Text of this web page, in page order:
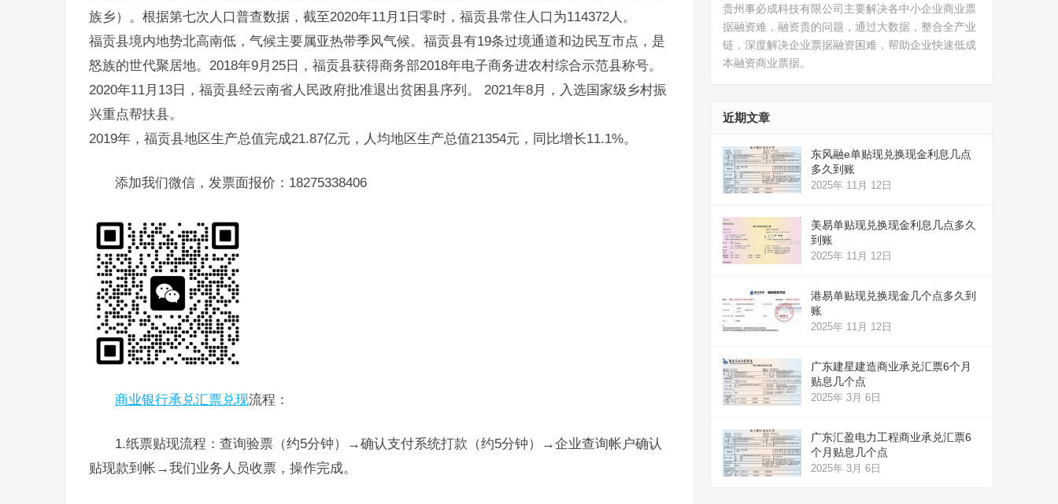
族乡）。根据第七次人口普查数据，截至2020年11月1日零时，福贡县常住人口为114372人。
福贡县境内地势北高南低，气候主要属亚热带季风气候。福贡县有19条过境通道和边民互市点，是
怒族的世代聚居地。2018年9月25日，福贡县获得商务部2018年电子商务进农村综合示范县称号。
2020年11月13日，福贡县经云南省人民政府批准退出贫困县序列。 2021年8月，入选国家级乡村振
兴重点帮扶县。
2019年，福贡县地区生产总值完成21.87亿元，人均地区生产总值21354元，同比增长11.1%。
添加我们微信，发票面报价：18275338406
商业银行承兑汇票兑现流程：
1.纸票贴现流程：查询验票（约5分钟）→确认支付系统打款（约5分钟）→企业查询帐户确认
贴现款到帐→我们业务人员收票，操作完成。
贵州事必成科技有限公司主要解决各中小企业商业票
据融资难，融资贵的问题，通过大数据，整合全产业
链，深度解决企业票据融资困难，帮助企业快速低成
本融资商业票据。
近期文章
东风融e单贴现兑换现金利息几点
多久到账
2025年 11月 12日
美易单贴现兑换现金利息几点多久
到账
2025年 11月 12日
港易单贴现兑换现金几个点多久到
账
2025年 11月 12日
广东建星建造商业承兑汇票6个月
贴息几个点
2025年 3月 6日
广东汇盈电力工程商业承兑汇票6
个月贴息几个点
2025年 3月 6日